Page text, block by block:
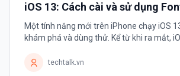
iOS 13: Cách cài và sử dụng
Một tính năng mới trên iPhone chạy iOS
khám phá và dùng thử. Kể từ khi ra mắt, iOS 13 có rất
cấp. Và Font chữ chính...
techtalk.vn